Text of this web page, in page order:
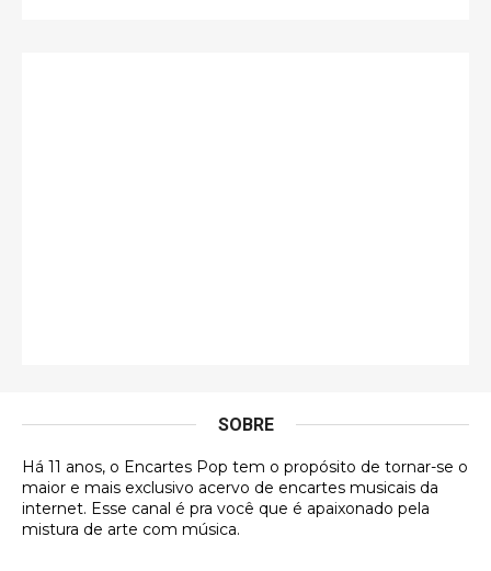
DVD MIDINHO
Francierton
SOBRE
Há 11 anos, o Encartes Pop tem o propósito de tornar-se o
maior e mais exclusivo acervo de encartes musicais da
internet. Esse canal é pra você que é apaixonado pela
mistura de arte com música.